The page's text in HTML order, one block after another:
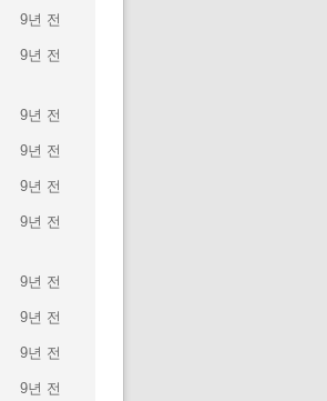
9년 전
9년 전
9년 전
9년 전
9년 전
9년 전
9년 전
9년 전
9년 전
9년 전